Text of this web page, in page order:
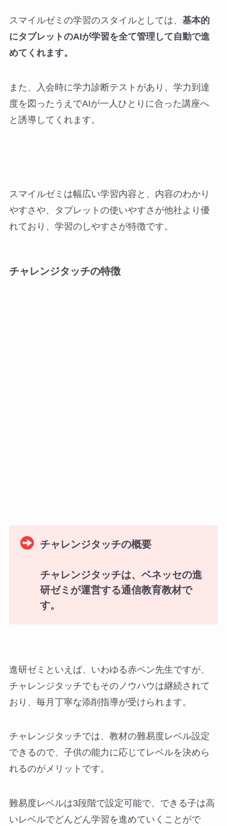
スマイルゼミの学習のスタイルとしては、 基本的
にタブレットのAIが学習を全て管理して自動で進
めてくれます。
また、入会時に学力診断テストがあり、学力到達
度を図ったうえでAIが一人ひとりに合った講座へ
と誘導してくれます。
スマイルゼミは幅広い学習内容と、内容のわかり
やすさや、タブレットの使いやすさが他社より優
れており、学習のしやすさが特徴です。
チャレンジタッチの特徴
チャレンジタッチの概要
チャレンジタッチは、ベネッセの進
研ゼミが運営する通信教育教材で
す。
進研ゼミといえば、いわゆる赤ペン先生ですが、
チャレンジタッチでもそのノウハウは継続されて
おり、毎月丁寧な添削指導が受けられます。
チャレンジタッチでは、教材の難易度レベル設定
できるので、子供の能力に応じてレベルを決めら
れるのがメリットです。
難易度レベルは3段階で設定可能で、できる子は高
いレベルでどんどん学習を進めていくことがで